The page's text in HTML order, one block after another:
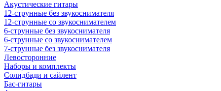
Акустические гитары
12-струнные без звукоснимателя
12-струнные со звукоснимателем
6-струнные без звукоснимателя
6-струнные со звукоснимателем
7-струнные без звукоснимателя
Левосторонние
Наборы и комплекты
Солидбади и сайлент
Бас-гитары